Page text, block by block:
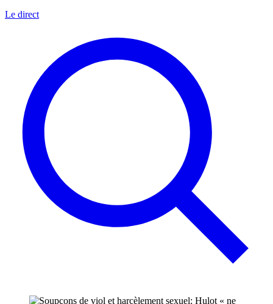
Le direct